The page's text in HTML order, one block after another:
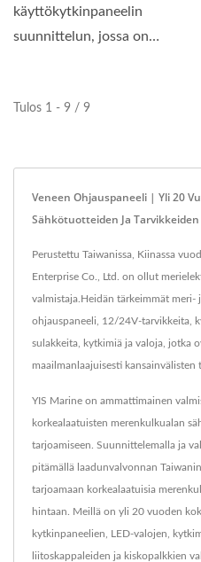
käyttökytkinpaneelin
suunnittelun, jossa on
Tulos 1 - 9 / 9
Veneen Ohjauspaneeli | Yli 20
Sähkötuotteiden Ja
Perustettu Taiwanissa, Kiinassa
Enterprise Co., Ltd. on ollut
valmistaja.Heidän tärkeimmät meri-
ohjauspaneeli, 12/24V-tarvikkeita,
sulakkeita, kytkimiä ja valoja, jotka
maailmanlaajuisesti kansainvälisten
YIS Marine on ammattimainen
korkealaatuisten merenkulkualan
tarjoamiseen. Suunnittelemalla ja
pitämällä laadunvalvonnan
tarjoamaan korkealaatuisia
hintaan. Meillä on yli 20 vuoden
kytkinpaneelien, LED-valojen,
liitoskappaleiden ja kiskopalkkien